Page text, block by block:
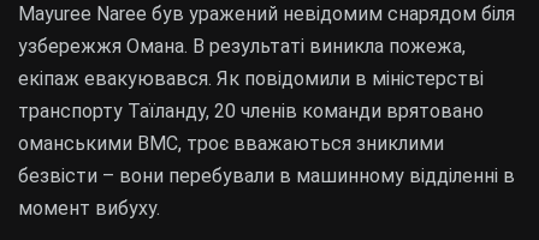
Mayuree Naree був уражений невідомим снарядом біля
узбережжя Омана. В результаті виникла пожежа,
екіпаж евакуювався. Як повідомили в міністерстві
транспорту Таїланду, 20 членів команди врятовано
оманськими ВМС, троє вважаються зниклими
безвісти – вони перебували в машинному відділенні в
момент вибуху.